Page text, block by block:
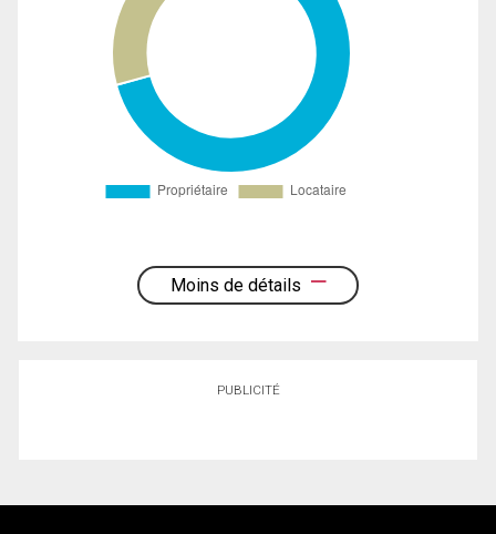
Moins de détails
PUBLICITÉ